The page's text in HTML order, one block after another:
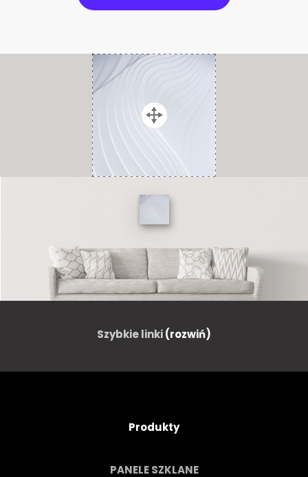
Szybkie linki(rozwiń)
Produkty
PANELE SZKLANE